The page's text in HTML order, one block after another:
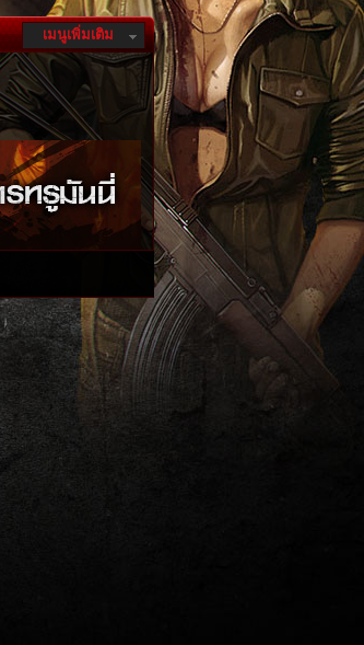
เมนูเพิ่มเติม